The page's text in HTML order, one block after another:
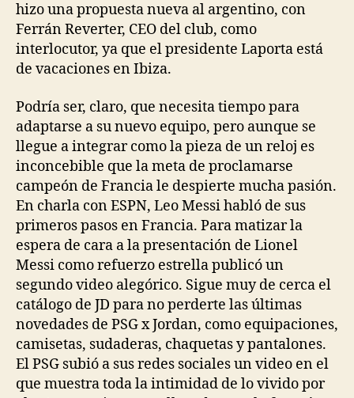
hizo una propuesta nueva al argentino, con
Ferrán Reverter, CEO del club, como
interlocutor, ya que el presidente Laporta está
de vacaciones en Ibiza.
Podría ser, claro, que necesita tiempo para
adaptarse a su nuevo equipo, pero aunque se
llegue a integrar como la pieza de un reloj es
inconcebible que la meta de proclamarse
campeón de Francia le despierte mucha pasión.
En charla con ESPN, Leo Messi habló de sus
primeros pasos en Francia. Para matizar la
espera de cara a la presentación de Lionel
Messi como refuerzo estrella publicó un
segundo video alegórico. Sigue muy de cerca el
catálogo de JD para no perderte las últimas
novedades de PSG x Jordan, como equipaciones,
camisetas, sudaderas, chaquetas y pantalones.
El PSG subió a sus redes sociales un video en el
que muestra toda la intimidad de lo vivido por